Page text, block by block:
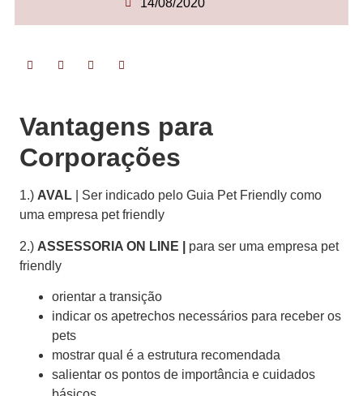
14/08/2020
Vantagens para
Corporações
1.) AVAL | Ser indicado pelo Guia Pet Friendly como
uma empresa pet friendly
2.) ASSESSORIA ON LINE |
para ser uma empresa pet
friendly
orientar a transição
indicar os apetrechos necessários para receber os
pets
mostrar qual é a estrutura recomendada
salientar os pontos de importância e cuidados